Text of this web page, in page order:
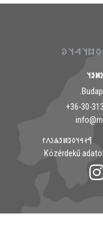
𐲀𐳇𐳀𐳦𐳓𐳉𐳯𐳉𐳖𐳋𐳤𐳐
Közérdekű